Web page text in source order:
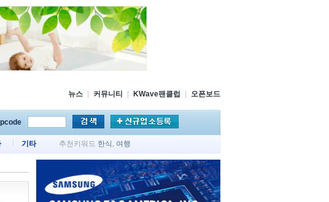
뉴스 커뮤니티 KWave팬클럽 오픈보드
기타 추천키워드 한식 , 여행